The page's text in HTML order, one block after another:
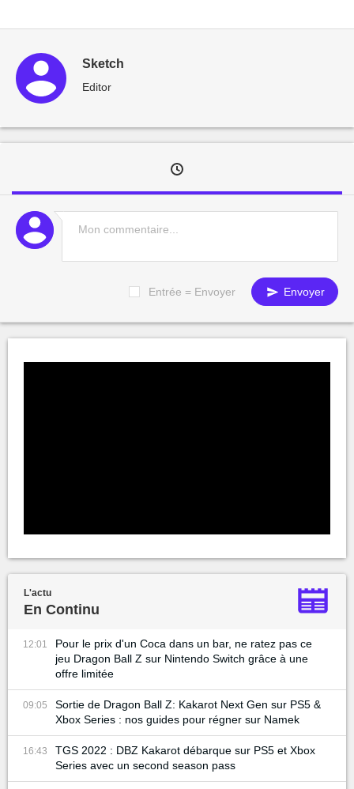
Sketch
Editor
Entrée = Envoyer Envoyer
L'actu
En Continu
12:01
Pour le prix d'un Coca dans un bar, ne ratez pas ce
jeu Dragon Ball Z sur Nintendo Switch grâce à une
offre limitée
09:05
Sortie de Dragon Ball Z: Kakarot Next Gen sur PS5 &
Xbox Series : nos guides pour régner sur Namek
16:43
TGS 2022 : DBZ Kakarot débarque sur PS5 et Xbox
Series avec un second season pass